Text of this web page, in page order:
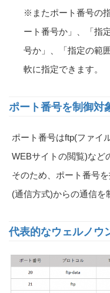
※またポート番号の
ート番号か」、「指
号か」、「指定の範
軟に指定できます。
ポート番号を制御対
ポート番号はftp(ファイ
WEBサイトの閲覧)など
そのため、ポート番号
(通信方式)からの通信を
代表的なウェルノウ